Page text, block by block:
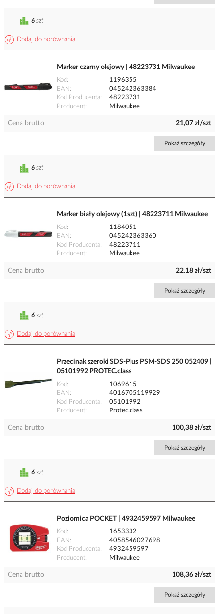
Dodaj do porównania
6 szt
Marker czarny olejowy | 48223731 Milwaukee
Kod
1196355
EAN
045242363384
Kod Producenta
48223731
Producent
Milwaukee
Cena brutto 21,07 zł/szt
Pokaż szczegóły
Dodaj do porównania
6 szt
Marker biały olejowy (1szt) | 48223711 Milwaukee
Kod
1184051
EAN
045242363360
Kod Producenta
48223711
Producent
Milwaukee
Cena brutto 22,18 zł/szt
Pokaż szczegóły
Dodaj do porównania
6 szt
Przecinak szeroki SDS-Plus PSM-SDS 250 052409 |
05101992 PROTEC.class
Kod
1069615
EAN
4016705119929
Kod Producenta
05101992
Producent
Protec.class
Cena brutto 100,38 zł/szt
Pokaż szczegóły
Dodaj do porównania
6 szt
Poziomica POCKET | 4932459597 Milwaukee
Kod
1653332
EAN
4058546027698
Kod Producenta
4932459597
Producent
Milwaukee
Cena brutto 108,36 zł/szt
Pokaż szczegóły